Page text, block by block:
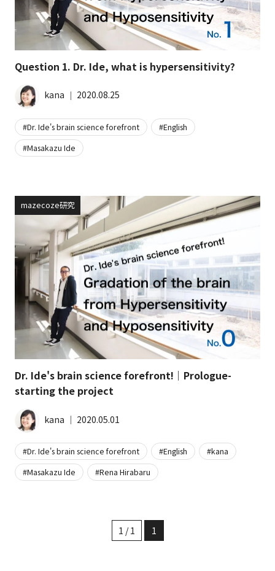
Question 1. Dr. Ide, what is hypersensitivity?
kana │ 2020.08.25
Dr. Ide's brain science forefront
English
Masakazu Ide
Dr. Ide's brain science forefront!｜Prologue-
starting the project
mazecoze研究
kana │ 2020.05.01
Dr. Ide's brain science forefront English
kana
Masakazu Ide
Rena Hirabaru
1 / 1 1